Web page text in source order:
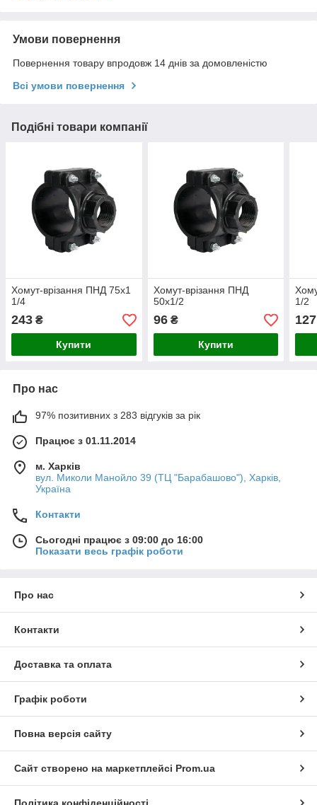
Умови повернення
Повернення товару впродовж 14 днів за домовленістю
Всі умови повернення
Подібні товари компанії
Хомут-врізання ПНД 75х1
1/4
243 ₴
Купити
Хомут-врізання ПНД
50х1/2
96₴
Купити
1/2
127
Про нас
97% позитивних з 283 відгуків за рік
Працює з 01.11.2014
м. Харків
вул. Миколи Манойло 39 (ТЦ "Барабашово"), Харків,
Україна
Контакти
Сьогодні працює з 09:00 до 16:00
Показати весь графік роботи
Про нас
Контакти
Доставка та оплата
Графік роботи
Повна версія сайту
Сайт створено на маркетплейсі Prom.ua